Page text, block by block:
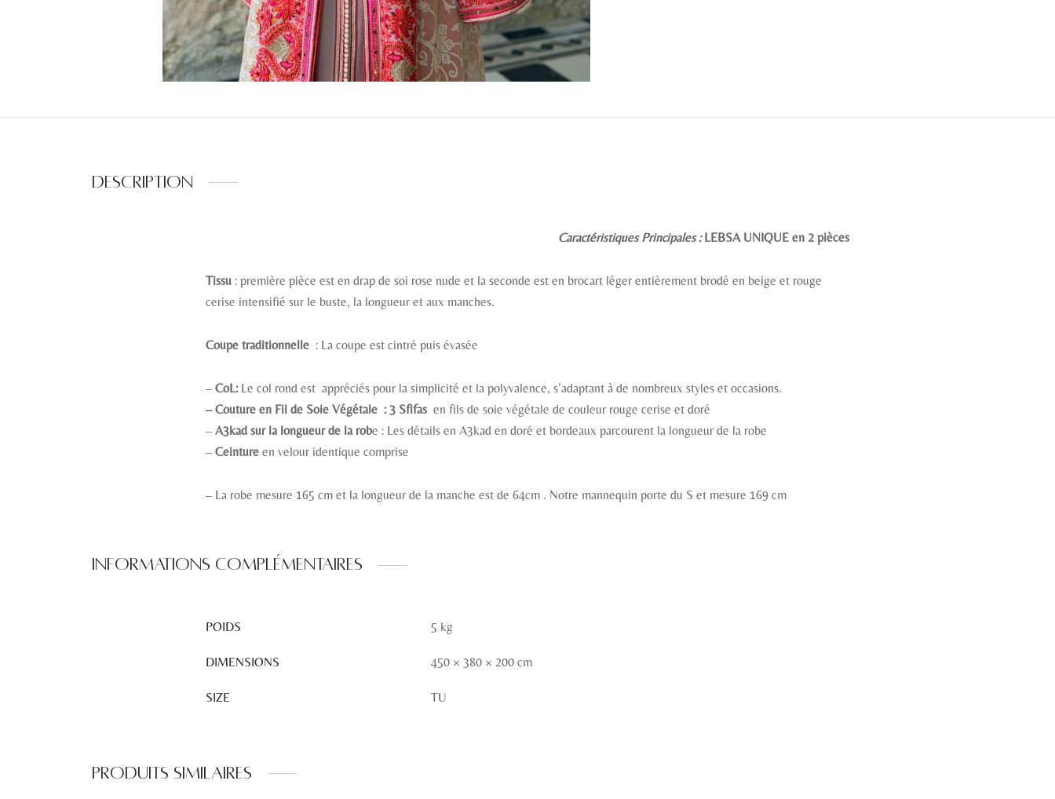
Description
Caractéristiques Principales :LEBSA UNIQUE en 2 pièces
Tissu : première pièce est en drap de soi rose nude et la seconde est en brocart léger entièrement brodé en beige et rouge
cerise intensifié sur le buste, la longueur et aux manches.
Coupe traditionnelle : La coupe est cintré puis évasée
– CoL: Le col rond est appréciés pour la simplicité et la polyvalence, s’adaptant à de nombreux styles et occasions.
– Couture en Fil de Soie Végétale : 3 Sfifas en fils de soie végétale de couleur rouge cerise et doré
– A3kad sur la longueur de la robe : Les détails en A3kad en doré et bordeaux parcourent la longueur de la robe
– Ceinture en velour identique comprise
– La robe mesure 165 cm et la longueur de la manche est de 64cm . Notre mannequin porte du S et mesure 169 cm
Informations complémentaires
POIDS 5 kg
DIMENSIONS 450 × 380 × 200 cm
SIZE TU
Produits similaires